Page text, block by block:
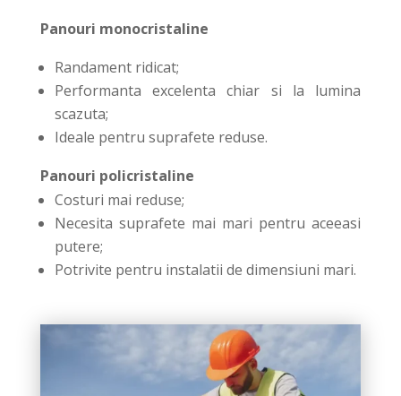
Panouri monocristaline
Randament ridicat;
Performanta excelenta chiar si la lumina
scazuta;
Ideale pentru suprafete reduse.
Panouri policristaline
Costuri mai reduse;
Necesita suprafete mai mari pentru aceeasi
putere;
Potrivite pentru instalatii de dimensiuni mari.